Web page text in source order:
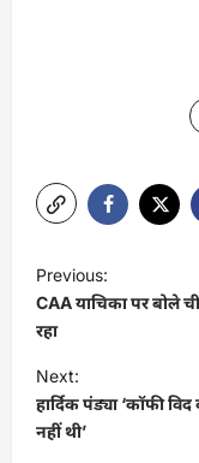
o
s
t
n
a
Previous:
CAA याचिका पर बोले
रहा
Next:
हार्दिक पंड्या ‘कॉफी
नहीं थी’